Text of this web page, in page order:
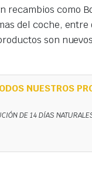
recambios como
del coche, entre
son
NUESTROS
DE 14 DÍAS